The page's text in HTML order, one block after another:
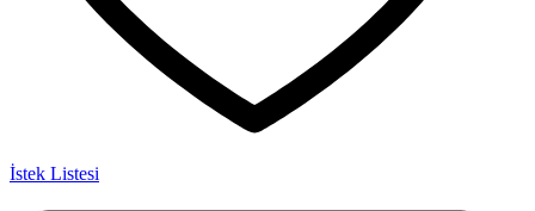
İstek Listesi